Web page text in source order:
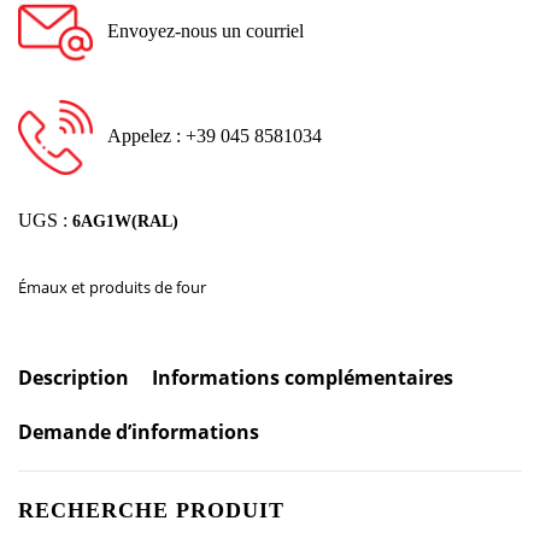
Envoyez-nous un courriel
Appelez : +39 045 8581034
UGS : 6AG1W(RAL)
Émaux et produits de four
Description Informations complémentaires
Demande d’informations
RECHERCHE PRODUIT